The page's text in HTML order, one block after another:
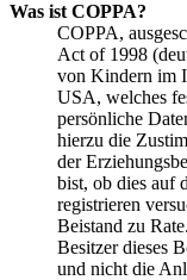
Was ist COPPA?
COPPA,
Act of 1998
von Kindern im
USA, welches
persönliche
hierzu die
der
bist, ob dies auf
registrieren
Beistand zu
Besitzer dieses
und nicht die